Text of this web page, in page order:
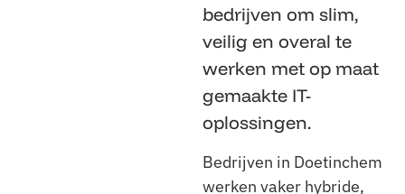
bedrijven om slim,
veilig en overal te
werken met op maat
gemaakte IT-
oplossingen.
Bedrijven in Doetinchem
werken vaker hybride,